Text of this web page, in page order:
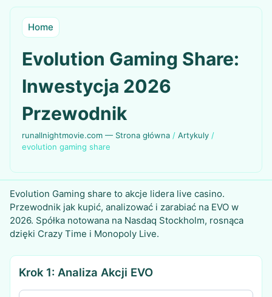
Home
Evolution Gaming Share:
Inwestycja 2026
Przewodnik
runallnightmovie.com — Strona główna /Artykuly /
evolution gaming share
Evolution Gaming share to akcje lidera live casino.
Przewodnik jak kupić, analizować i zarabiać na EVO w
2026. Spółka notowana na Nasdaq Stockholm, rosnąca
dzięki Crazy Time i Monopoly Live.
Krok 1: Analiza Akcji EVO